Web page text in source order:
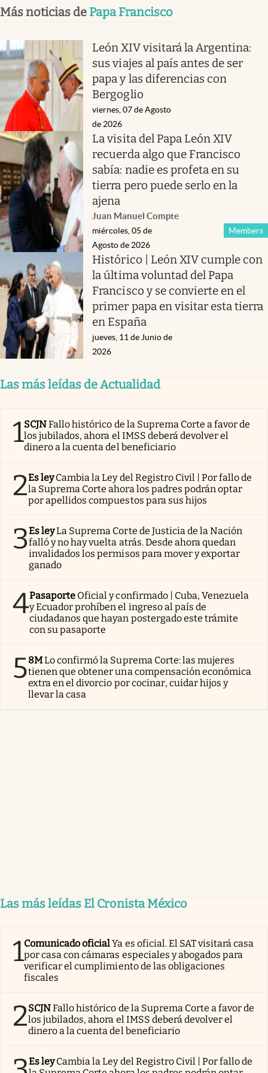
Más noticias de Papa Francisco
León XIV visitará la Argentina:
sus viajes al país antes de ser
papa y las diferencias con
Bergoglio
viernes, 07 de Agosto
de 2026
La visita del Papa León XIV
recuerda algo que Francisco
sabía: nadie es profeta en su
tierra pero puede serlo en la
ajena
Juan Manuel Compte
Members
miércoles, 05 de
Agosto de 2026
Histórico | León XIV cumple con
la última voluntad del Papa
Francisco y se convierte en el
primer papa en visitar esta tierra
en España
jueves, 11 de Junio de
2026
Las más leídas de Actualidad
1SCJNFallo histórico de la Suprema Corte a favor de
los jubilados, ahora el IMSS deberá devolver el
dinero a la cuenta del beneficiario
2Es ley Cambia la Ley del Registro Civil | Por fallo de
la Suprema Corte ahora los padres podrán optar
por apellidos compuestos para sus hijos
3Es leyLa Suprema Corte de Justicia de la Nación
falló y no hay vuelta atrás. Desde ahora quedan
invalidados los permisos para mover y exportar
ganado
4Pasaporte Oficial y confirmado | Cuba, Venezuela
y Ecuador prohíben el ingreso al país de
ciudadanos que hayan postergado este trámite
con su pasaporte
58MLo confirmó la Suprema Corte: las mujeres
tienen que obtener una compensación económica
extra en el divorcio por cocinar, cuidar hijos y
llevar la casa
Las más leídas El Cronista México
1Comunicado oficialYa es oficial. El SAT visitará casa
por casa con cámaras especiales y abogados para
verificar el cumplimiento de las obligaciones
fiscales
2SCJNFallo histórico de la Suprema Corte a favor de
los jubilados, ahora el IMSS deberá devolver el
dinero a la cuenta del beneficiario
Es ley Cambia la Ley del Registro Civil | Por fallo de